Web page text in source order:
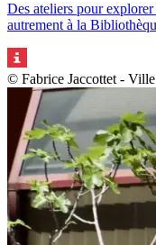
Des ateliers pour
autrement à la
© Fabrice Jaccottet -